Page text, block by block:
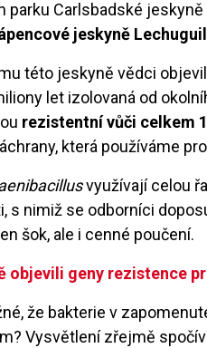
parku Carlsbadské
jeskyně
této jeskyně vědci
let izolovaná od
rezistentní vůči celkem
která používáme
využívají celou
s nimiž se odborníci
šok, ale i cenné poučení.
objevili geny rezistence
že bakterie v
Vysvětlení zřejmě